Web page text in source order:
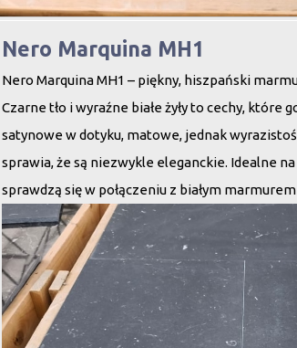
Nero Marquina MH1
Nero Marquina MH1 – piękny, hiszpański
Czarne tło i wyraźne białe żyły to cechy, które
satynowe w dotyku, matowe, jednak
sprawia, że są niezwykle eleganckie. Idealne
sprawdzą się w połączeniu z białym